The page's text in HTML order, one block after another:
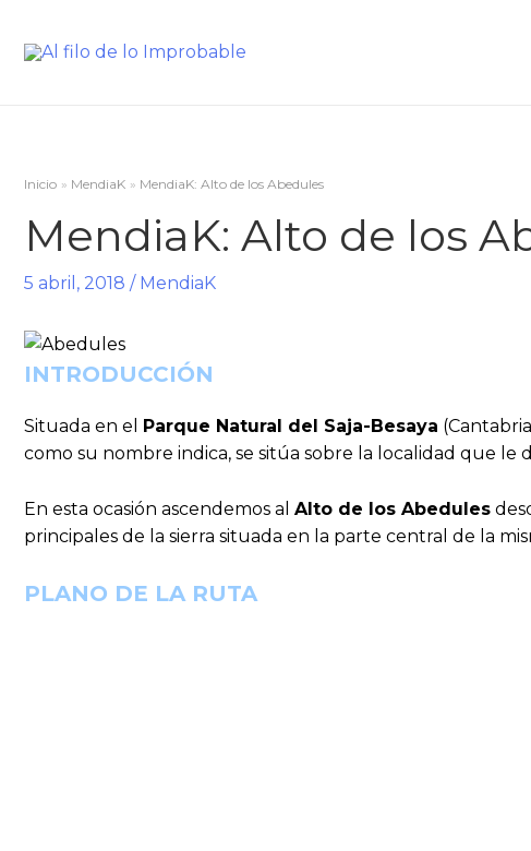
Inicio MendiaK MendiaK: Alto de los Abedules
MendiaK: Alto de los
5 abril, 2018 / MendiaK
INTRODUCCIÓN
Situada en el Parque Natural del Saja-Besaya
como su nombre indica, se sitúa sobre la localidad que le
En esta ocasión ascendemos al Alto de los Abedules
principales de la sierra situada en la parte central de la
PLANO DE LA RUTA